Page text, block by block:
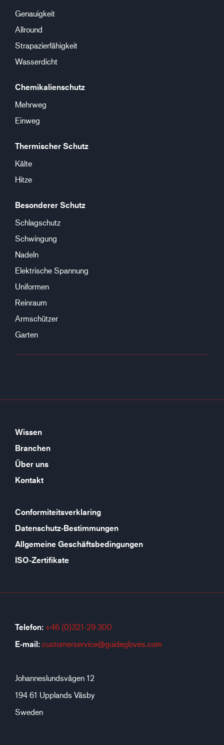
Genauigkeit
Allround
Strapazierfähigkeit
Wasserdicht
Chemikalienschutz
Mehrweg
Einweg
Thermischer Schutz
Kälte
Hitze
Besonderer Schutz
Schlagschutz
Schwingung
Nadeln
Elektrische Spannung
Uniformen
Reinraum
Armschützer
Garten
Wissen
Branchen
Über uns
Kontakt
Conformiteitsverklaring
Datenschutz-Bestimmungen
Allgemeine Geschäftsbedingungen
ISO-Zertifikate
Telefon: +46 (0)321-29 300
E-mail: customerservice@guidegloves.com
Johanneslundsvägen 12
194 61 Upplands Väsby
Sweden